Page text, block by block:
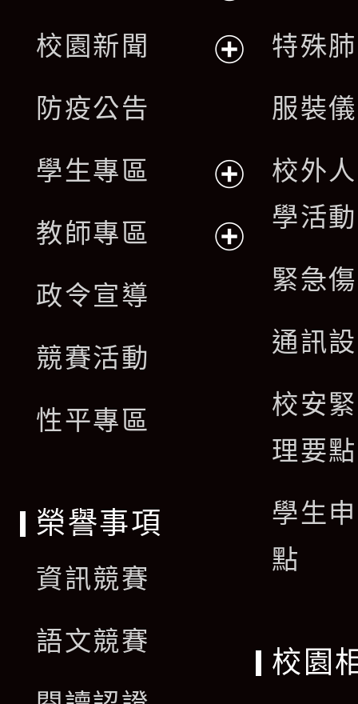
開
單
校園新聞
選
單
防疫公告
學生專區
開
教師專區
政令宣導
競賽活動
性平專區
特殊
服裝
校外
學活
緊急
通訊
校安
理要點
學生
點
榮譽事項
資訊競賽
語文競賽
校園